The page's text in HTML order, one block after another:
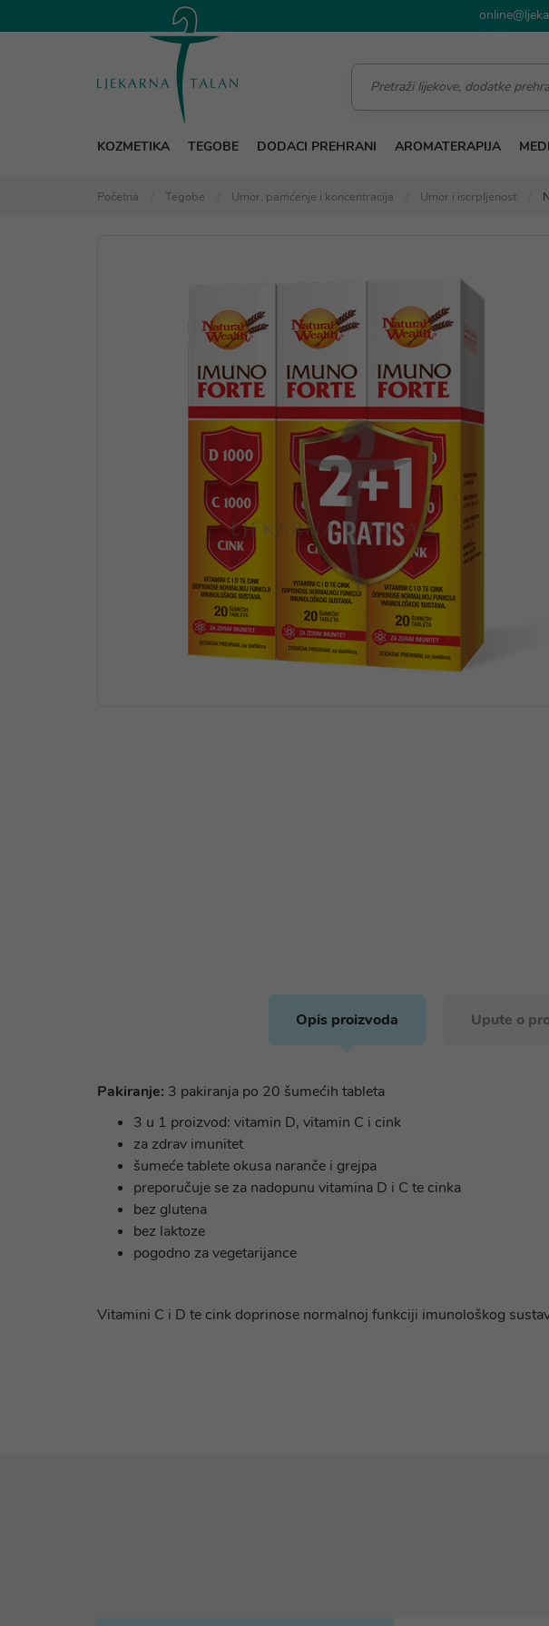
KOZMETIKA TEGOBE DODACI PREHRANI AROMATERAPIJA
Početna Tegobe Umor, pamćenje i koncentracija Umor i iscrpljenost
Opis proizvoda Upute o
Pakiranje: 3 pakiranja po 20 šumećih tableta
3 u 1 proizvod: vitamin D, vitamin C i cink
za zdrav imunitet
šumeće tablete okusa naranče i grejpa
preporučuje se za nadopunu vitamina D i C te cinka
bez glutena
bez laktoze
pogodno za vegetarijance
Vitamini C i D te cink doprinose normalnoj funkciji imunološkog